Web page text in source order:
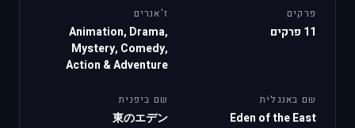
פרקים
11 פרקים
ז'אנרים
Animation, Drama,
Mystery, Comedy,
Action & Adventure
שם באנגלית
Eden of the East
שם ביפנית
東のエデン